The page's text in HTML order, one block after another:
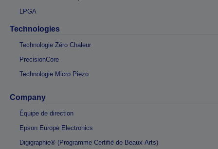
LPGA
Technologies
Technologie Zéro Chaleur
PrecisionCore
Technologie Micro Piezo
Company
Équipe de direction
Epson Europe Electronics
Digigraphie® (Programme Certifié de Beaux-Arts)